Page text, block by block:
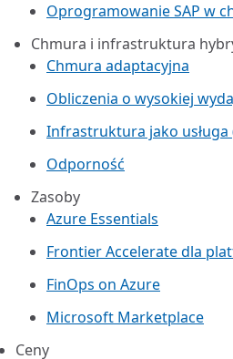
Oprogramowanie SAP w
Chmura i infrastruktura
Chmura adaptacyjna
Obliczenia o wysokiej
Infrastruktura jako usługa
Odporność
Zasoby
Azure Essentials
Frontier Accelerate dla
FinOps on Azure
Microsoft Marketplace
Ceny